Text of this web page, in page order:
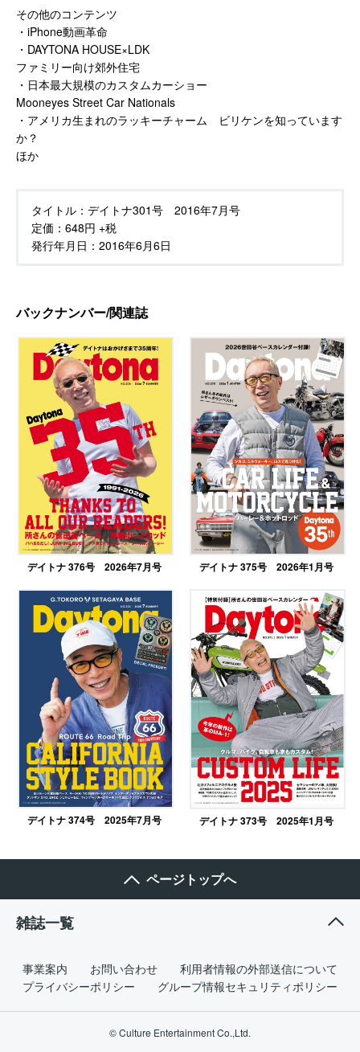
その他のコンテンツ
・iPhone動画革命
・DAYTONA HOUSE×LDK
ファミリー向け郊外住宅
・日本最大規模のカスタムカーショー
Mooneyes Street Car Nationals
・アメリカ生まれのラッキーチャーム ビリケンを知っています
か？
ほか
タイトル： デイトナ301号 2016年7月号
定価： 648円 +税
発行年月日： 2016年6月6日
バックナンバー/関連誌
デイトナ 376号 2026年7月号 デイトナ 375号 2026年1月号
デイトナ 374号 2025年7月号 デイトナ 373号 2025年1月号
ページトップへ
雑誌一覧
事業案内 お問い合わせ
利用者情報の外部送信について
プライバシーポリシー
グループ情報セキュリティポリシー
© Culture Entertainment Co.,Ltd.